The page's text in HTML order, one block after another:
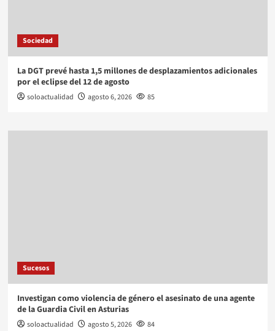
Sociedad
La DGT prevé hasta 1,5 millones de desplazamientos adicionales
por el eclipse del 12 de agosto
soloactualidad agosto 6, 2026 85
Sucesos
Investigan como violencia de género el asesinato de una agente
de la Guardia Civil en Asturias
soloactualidad agosto 5, 2026 84